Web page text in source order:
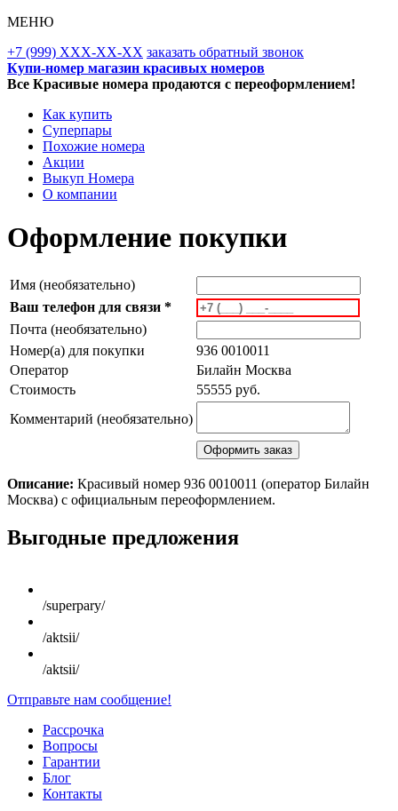
МЕНЮ
+7 (999) XXX-XX-XX заказать обратный звонок
Купи-номер магазин красивых номеров
Все Красивые номера продаются с переоформлением!
Как купить
Суперпары
Похожие номера
Акции
Выкуп Номера
О компании
Оформление покупки
Имя (необязательно)
Ваш телефон для связи *
Почта (необязательно)
Номер(а) для покупки
936 0010011
Оператор
Билайн Москва
Стоимость
55555 руб.
Комментарий (необязательно)
Описание: Красивый номер 936 0010011 (оператор Билайн
Москва) с официальным переоформлением.
Scroll
Up
Выгодные предложения
/superpary/
/aktsii/
/aktsii/
Отправьте нам сообщение!
Рассрочка
Вопросы
Гарантии
Блог
Контакты